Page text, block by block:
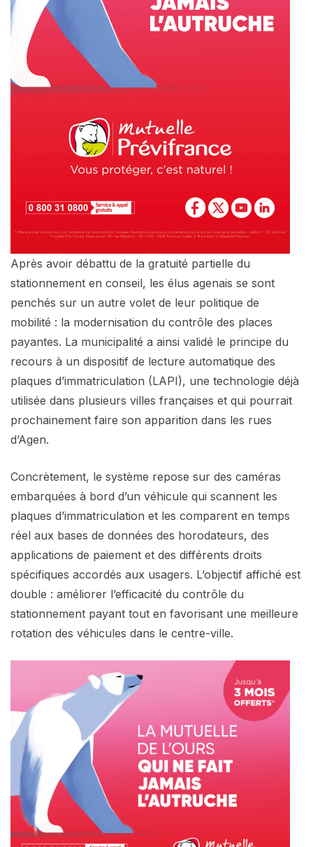
Après avoir débattu de la gratuité partielle du
stationnement en conseil, les élus agenais se sont
penchés sur un autre volet de leur politique de
mobilité : la modernisation du contrôle des places
payantes. La municipalité a ainsi validé le principe du
recours à un dispositif de lecture automatique des
plaques d’immatriculation (LAPI), une technologie déjà
utilisée dans plusieurs villes françaises et qui pourrait
prochainement faire son apparition dans les rues
d’Agen.
Concrètement, le système repose sur des caméras
embarquées à bord d’un véhicule qui scannent les
plaques d’immatriculation et les comparent en temps
réel aux bases de données des horodateurs, des
applications de paiement et des différents droits
spécifiques accordés aux usagers. L’objectif affiché est
double : améliorer l’efficacité du contrôle du
stationnement payant tout en favorisant une meilleure
rotation des véhicules dans le centre-ville.